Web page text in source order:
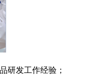
研发工作经验；